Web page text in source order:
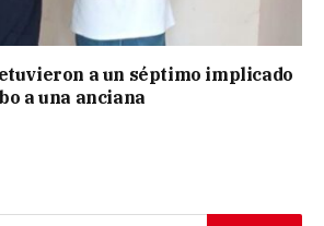
a un séptimo implicado
a una anciana